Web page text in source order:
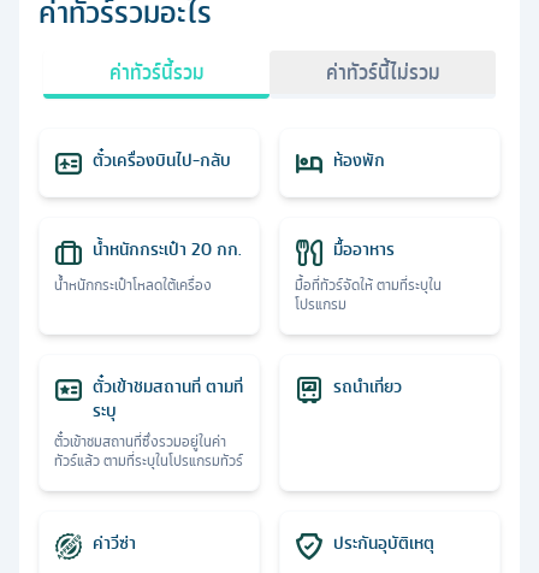
ค่าทัวร์รวมอะไร
ค่าทัวร์นี้รวม ค่าทัวร์นี้ไม่รวม
ตั๋วเครื่องบินไป-กลับ ห้องพัก
น้ำหนักกระเป๋า 20 กก.
น้ำหนักกระเป๋าโหลดใต้เครื่อง
มื้ออาหาร
มื้อที่ทัวร์จัดให้ ตามที่ระบุใน
โปรแกรม
ตั๋วเข้าชมสถานที่ ตามที่
ระบุ
ตั๋วเข้าชมสถานที่ซึ่งรวมอยู่ในค่า
ทัวร์แล้ว ตามที่ระบุในโปรแกรมทัวร์
รถนำเที่ยว
ค่าวีซ่า ประกันอุบัติเหตุ